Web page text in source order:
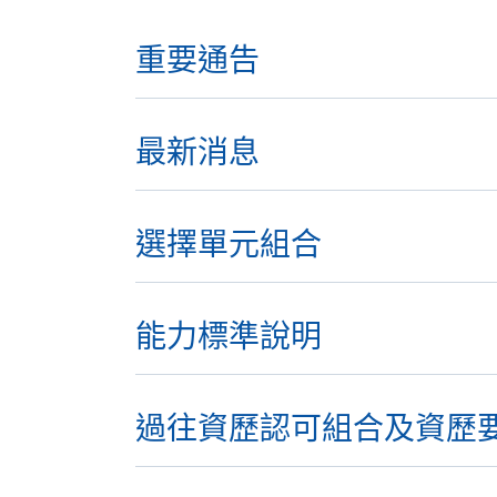
重要通告
最新消息
選擇單元組合
能力標準說明
過往資歷認可組合及資歷